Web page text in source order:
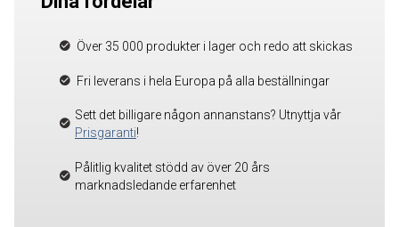
Över 35 000 produkter i lager och redo att skickas
Fri leverans i hela Europa på alla beställningar
Sett det billigare någon annanstans? Utnyttja vår
Prisgaranti!
Pålitlig kvalitet stödd av över 20 års
marknadsledande erfarenhet